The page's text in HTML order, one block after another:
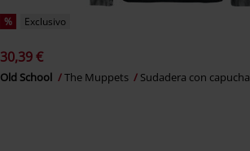
% Exclusivo
30,39 €
Old School The Muppets Sudadera con capucha